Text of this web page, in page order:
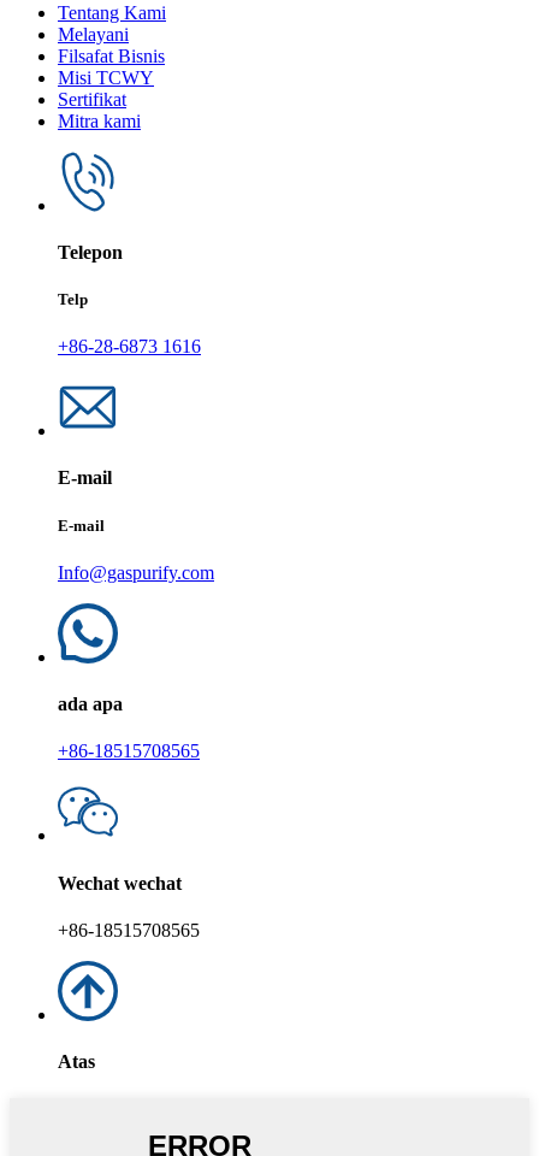
Tentang Kami
Melayani
Filsafat Bisnis
Misi TCWY
Sertifikat
Mitra kami
Telepon
Telp
+86-28-6873 1616
E-mail
E-mail
Info@gaspurify.com
ada apa
+86-18515708565
Wechat wechat
+86-18515708565
Atas